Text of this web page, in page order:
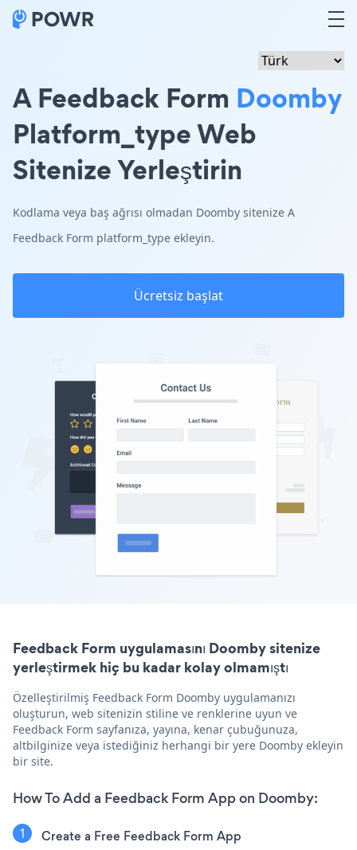
A Feedback Form Doomby
Platform_type Web
Sitenize Yerleştirin
Kodlama veya baş ağrısı olmadan Doomby sitenize A
Feedback Form platform_type ekleyin.
Ücretsiz başlat
Feedback Form uygulamasını Doomby sitenize
yerleştirmek hiç bu kadar kolay olmamıştı
Özelleştirilmiş Feedback Form Doomby uygulamanızı
oluşturun, web sitenizin stiline ve renklerine uyun ve
Feedback Form sayfanıza, yayına, kenar çubuğunuza,
altbilginize veya istediğiniz herhangi bir yere Doomby ekleyin
bir site.
How To Add a Feedback Form App on Doomby:
Create a Free Feedback Form App